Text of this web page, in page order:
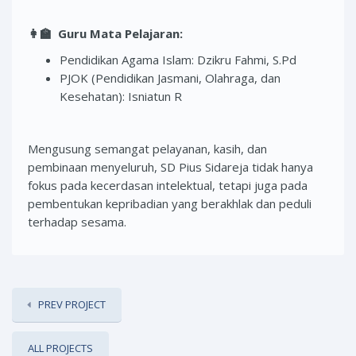
👩‍🏫 Guru Mata Pelajaran:
Pendidikan Agama Islam: Dzikru Fahmi, S.Pd
PJOK (Pendidikan Jasmani, Olahraga, dan
Kesehatan): Isniatun R
Mengusung semangat pelayanan, kasih, dan
pembinaan menyeluruh, SD Pius Sidareja tidak hanya
fokus pada kecerdasan intelektual, tetapi juga pada
pembentukan kepribadian yang berakhlak dan peduli
terhadap sesama.
PREV PROJECT
ALL PROJECTS